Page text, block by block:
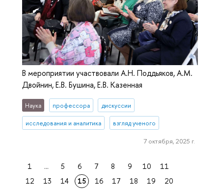
В мероприятии участвовали А.Н. Поддьяков, А.М.
Двойнин, Е.В. Бушина, Е.В. Казенная
Наука профессора дискуссии
исследования и аналитика взгляд ученого
7 октября, 2025 г.
1 ... 5 6 7 8 9 10
11
12
13 14 15 16 17 18 19
20